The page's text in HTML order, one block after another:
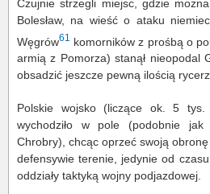
Czujnie strzegli miejsc, gdzie
Bolesław, na wieść o ataku
Węgrów61
komorników z prośbą o
armią z Pomorza) stanął nieopodal
obsadzić jeszcze pewną ilością
Polskie wojsko (liczące ok. 5 tys.
wychodziło w pole (podobnie
Chrobry), chcąc oprzeć swoją
defensywie terenie, jedynie od
oddziały taktyką wojny podjazdowej.